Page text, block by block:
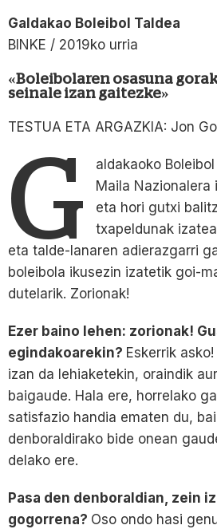
Galdakao Boleibol Taldea
BINKE / 2019ko urria
«Boleibolaren osasuna
seinale izan gaitezke»
TESTUA ETA ARGAZKIA: Jon
G
aldakaoko
Maila
eta hori gutxi
txapeldunak
eta talde-lanaren adierazgarri
boleibola ikusezin izatetik goi-
dutelarik. Zorionak!
Ezer baino lehen: zorionak!
egindakoarekin? Eskerrik
izan da lehiaketekin, oraindik
baigaude. Hala ere, horrelako
satisfazio handia ematen du,
denboraldirako bide onean
delako ere.
Pasa den denboraldian, zein
gogorrena? Oso ondo hasi